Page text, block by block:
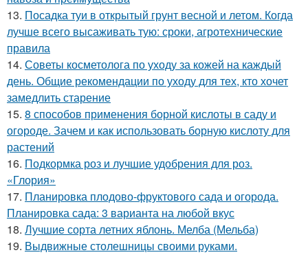
13. Посадка туи в открытый грунт весной и летом. Когда
лучше всего высаживать тую: сроки, агротехнические
правила
14. Советы косметолога по уходу за кожей на каждый
день. Общие рекомендации по уходу для тех, кто хочет
замедлить старение
15. 8 способов применения борной кислоты в саду и
огороде. Зачем и как использовать борную кислоту для
растений
16. Подкормка роз и лучшие удобрения для роз.
«Глория»
17. Планировка плодово-фруктового сада и огорода.
Планировка сада: 3 варианта на любой вкус
18. Лучшие сорта летних яблонь. Мелба (Мельба)
19. Выдвижные столешницы своими руками.